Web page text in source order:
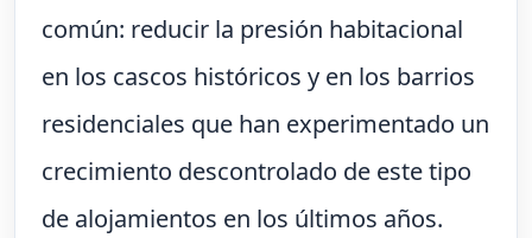
común: reducir la presión habitacional
en los cascos históricos y en los barrios
residenciales que han experimentado un
crecimiento descontrolado de este tipo
de alojamientos en los últimos años.